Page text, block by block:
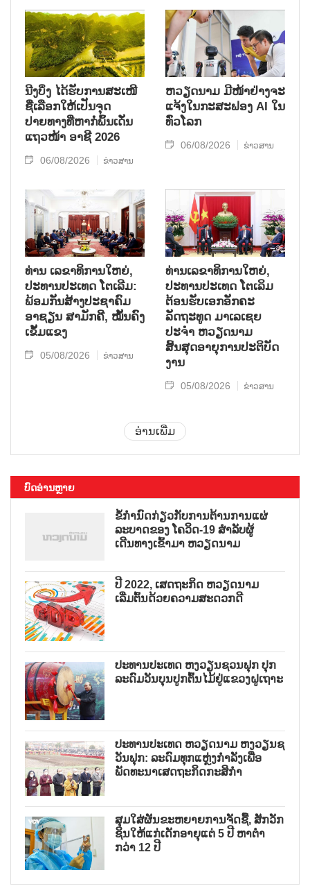
ນີງບິ່ງ ໄດ້ຮັບການສະເໜີ
ຊື່ເລືອກໃຫ້ເປັນຈຸດ
ປາຍທາງທີ່ຫາກໍ່ພົ້ນເດັ່ນ
ແຖວໜ້າ ອາຊີ 2026
06/08/2026 ຂ່າວສານ
ຫວຽດນາມ ມີໜ້າຢ່າງຈະ
ແຈ້ງໃນກະສະຟອງ AI ໃນ
ທົ່ວໂລກ
06/08/2026 ຂ່າວສານ
ທ່ານ ເລຂາທິການໃຫຍ່,
ປະທານປະເທດ ໂຕເລີມ:
ພ້ອມກັນສ້າງປະຊາຄົມ
ອາຊຽນ ສາມັກຄີ, ໝັ້ນຄົງ
ເຂັ້ມແຂງ
05/08/2026 ຂ່າວສານ
ທ່ານເລຂາທິການໃຫຍ່,
ປະທານປະເທດ ໂຕເລິມ
ຕ້ອນຮັບເອກອັກຄະ
ລັດຖະທູດ ມາເລເຊຍ
ປະຈຳ ຫວຽດນາມ
ສິ້ນສຸດອາຍຸການປະຕິບັດ
ງານ
05/08/2026 ຂ່າວສານ
ອ່ານເພີ່ມ
ບົດອ່ານຫຼາຍ
ຂໍ້ກຳນົດກ່ຽວກັບການຕ້ານການແຜ່
ລະບາດຂອງ ໂຄວິດ-19 ສຳລັບຜູ້
ເດີນທາງເຂົ້າມາ ຫວຽດນາມ
ປີ 2022, ເສດຖະກິດ ຫວຽດນາມ
ເລີ່ມຕົ້ນດ້ວຍຄວາມສະດວກດີ
ປະທານປະເທດ ຫງວຽນຊວນຟຸກ ປຸກ
ລະດົມວັນບຸນປູກຕົ້ນໄມ້ຢູ່ແຂວງຝູເຖາະ
ປະທານປະເທດ ຫວຽດນາມ ຫງວຽນຊ
ວັນຟຸກ: ລະດົມທຸກແຫຼ່ງກຳລັງເພື່ອ
ພັດທະນາເສດຖະກິດກະສິກຳ
ສຸມໃສ່ຜັນຂະຫຍາຍການຈັດຊື້, ສັກວັກ
ຊິນໃຫ້ແກ່ເດັກອາຍຸແຕ່ 5 ປີ ຫາຕ່ຳ
ກວ່າ 12 ປີ